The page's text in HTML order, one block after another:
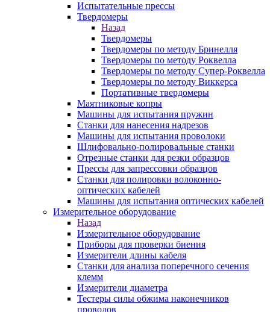
Испытательные прессы
Твердомеры
Назад
Твердомеры
Твердомеры по методу Бринелля
Твердомеры по методу Роквелла
Твердомеры по методу Супер-Роквелла
Твердомеры по методу Виккерса
Портативные твердомеры
Маятниковые копры
Машины для испытания пружин
Станки для нанесения надрезов
Машины для испытания проволоки
Шлифовально-полировальные станки
Отрезные станки для резки образцов
Прессы для запрессовки образцов
Станки для полировки волоконно-
оптических кабелей
Машины для испытания оптических кабелей
Измерительное оборудование
Назад
Измерительное оборудование
Приборы для проверки биения
Измерители длины кабеля
Станки для анализа поперечного сечения
клемм
Измерители диаметра
Тестеры силы обжима наконечников
проводов